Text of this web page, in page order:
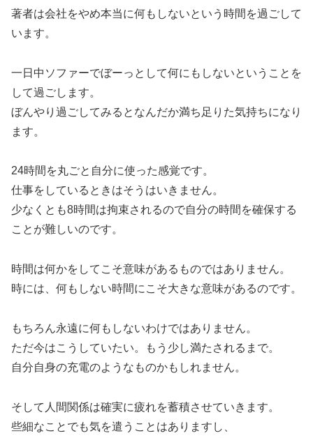
著者は会社をやめ本当に何もしないという時間を過ごして
います。
一日中ソファーでぼーっとして何にもしないということを
して過ごします。
ぼんやり過ごしてみるとなんだか満ち足りた気持ちになり
ます。
24時間を丸ごと自分に使った感覚です。
仕事をしているときはそうはいきません。
少なくとも8時間は拘束されるので自分の時間を確保する
ことが難しいのです。
時間は何かをしてこそ意味があるものではありません。
時には、何もしない時間にこそ大きな意味があるのです。
もちろん永遠に何もしないわけではありません。
ただ今はこうしていたい。もう少し満たされるまで。
自分自身の充電のようなものかもしれません。
そして人間関係は確実に疲れを蓄積させていきます。
些細なことでも気を遣うことはありますし、